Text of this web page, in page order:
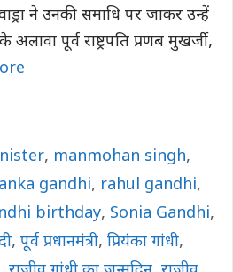
ने उनकी समाधि पर जाकर उन्हें
पूर्व राष्ट्रपति प्रणब मुखर्जी,
, manmohan singh,
gandhi, rahul gandhi,
birthday, Sonia Gandhi,
, पूर्व प्रधानमंत्री, प्रियंका गांधी,